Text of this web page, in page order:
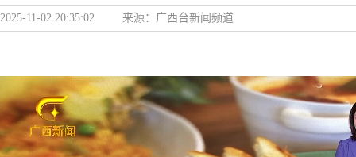
2025-11-02 20:35:02 来源： 广西台新闻频道